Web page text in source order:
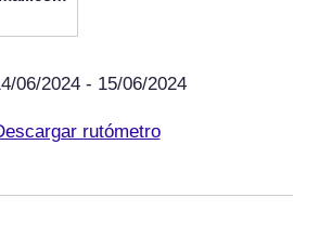
06/2024 - 15/06/2024
rutómetro